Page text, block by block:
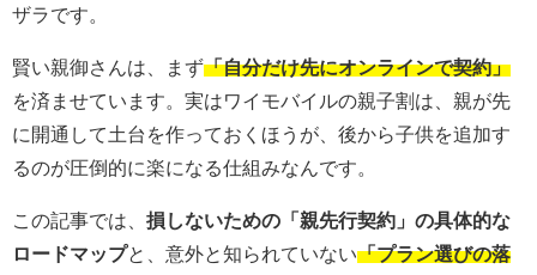
ザラです。
賢い親御さんは、まず「自分だけ先にオンラインで契約」
を済ませています。実はワイモバイルの親子割は、親が先
に開通して土台を作っておくほうが、後から子供を追加す
るのが圧倒的に楽になる仕組みなんです。
この記事では、 損しないための「親先行契約」の具体的な
ロードマップと、意外と知られていない「プラン選びの落